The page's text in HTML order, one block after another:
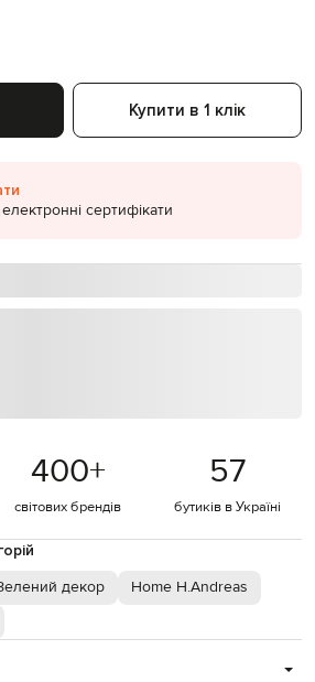
Купити в 1 клік
сертифікати
400+
світових брендів
57
бутиків в Україні
декор
Home H.Andreas